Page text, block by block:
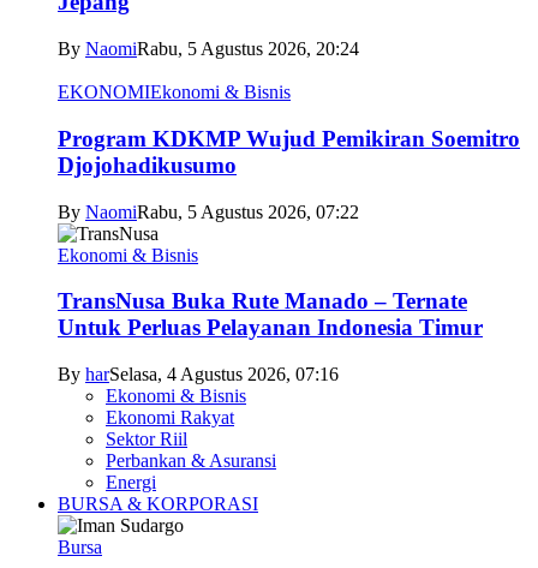
By NaomiRabu, 5 Agustus 2026, 20:24
EKONOMIEkonomi & Bisnis
Program KDKMP Wujud Pemikiran Soemitro
Djojohadikusumo
By NaomiRabu, 5 Agustus 2026, 07:22
Ekonomi & Bisnis
TransNusa Buka Rute Manado – Ternate
Untuk Perluas Pelayanan Indonesia Timur
By harSelasa, 4 Agustus 2026, 07:16
Ekonomi & Bisnis
Ekonomi Rakyat
Sektor Riil
Perbankan & Asuransi
Energi
BURSA & KORPORASI
Bursa